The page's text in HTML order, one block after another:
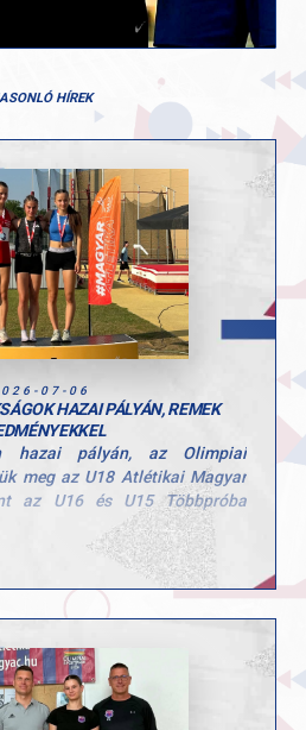
HÍREK
07-06
HAZAI PÁLYÁN, REMEK
hazai pályán, az Olimpiai
meg az U18 Atlétikai Magyar
az U16 és U15 Többpróba
kihívás elé állította a
atlétái fantasztikus
háromnapos versenyt.
az előkelő 2. helyen
éremmel: 3 arany-, 2 ezüst- és 2